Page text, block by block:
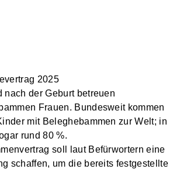
nach der Geburt betreuen
Frauen. Bundesweit kommen
mit Beleghebammen zur Welt; in
rund 80 %.
soll laut Befürwortern eine
schaffen, um die bereits festgestellte